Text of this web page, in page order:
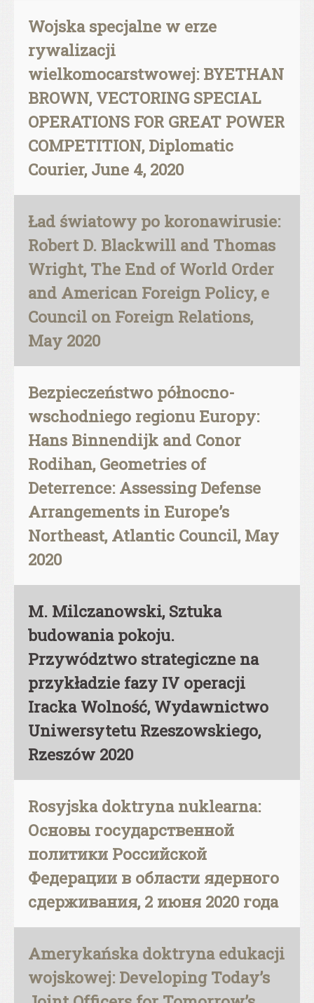
Wojska specjalne w erze
rywalizacji
wielkomocarstwowej: BYETHAN
BROWN, VECTORING SPECIAL
OPERATIONS FOR GREAT POWER
COMPETITION, Diplomatic
Courier, June 4, 2020
Ład światowy po koronawirusie:
Robert D. Blackwill and Thomas
Wright, The End of World Order
and American Foreign Policy, e
Council on Foreign Relations,
May 2020
Bezpieczeństwo północno-
wschodniego regionu Europy:
Hans Binnendijk and Conor
Rodihan, Geometries of
Deterrence: Assessing Defense
Arrangements in Europe’s
Northeast, Atlantic Council, May
2020
M. Milczanowski, Sztuka
budowania pokoju.
Przywództwo strategiczne na
przykładzie fazy IV operacji
Iracka Wolność, Wydawnictwo
Uniwersytetu Rzeszowskiego,
Rzeszów 2020
Rosyjska doktryna nuklearna:
Основы государственной
политики Российской
Федерации в области ядерного
сдерживания, 2 июня 2020 года
Amerykańska doktryna edukacji
wojskowej: Developing Today’s